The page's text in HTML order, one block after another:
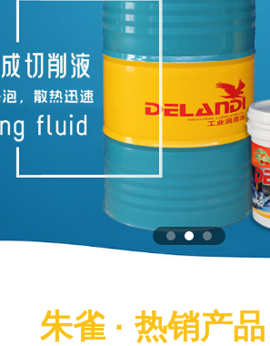
朱雀 · 热销产品